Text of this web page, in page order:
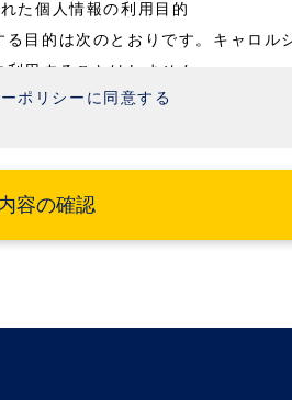
た個人情報の利用目的
目的は次のとおりです。キャロル
用することはしません。
れた個人情報
またそれ以外の形態でご提供いた
ポリシーに同意する
容の確認